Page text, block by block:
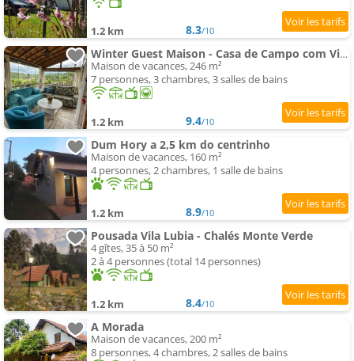
1.2 km 8.3/10
Winter Guest Maison - Casa de Campo com Vista
Maison de vacances, 246 m²
7 personnes, 3 chambres, 3 salles de bains
1.2 km 9.4/10
Dum Hory a 2,5 km do centrinho
Maison de vacances, 160 m²
4 personnes, 2 chambres, 1 salle de bains
1.2 km 8.9/10
Pousada Vila Lubia - Chalés Monte Verde
4 gîtes, 35 à 50 m²
2 à 4 personnes (total 14 personnes)
1.2 km 8.4/10
A Morada
Maison de vacances, 200 m²
8 personnes, 4 chambres, 2 salles de bains